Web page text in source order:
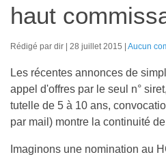
haut
Rédigé par dir 28 juillet 2015 Aucun
Les récentes annonces de
appel d'offres par le seul n°
tutelle de 5 à 10 ans,
par mail) montre la continuité
Imaginons une nomination au